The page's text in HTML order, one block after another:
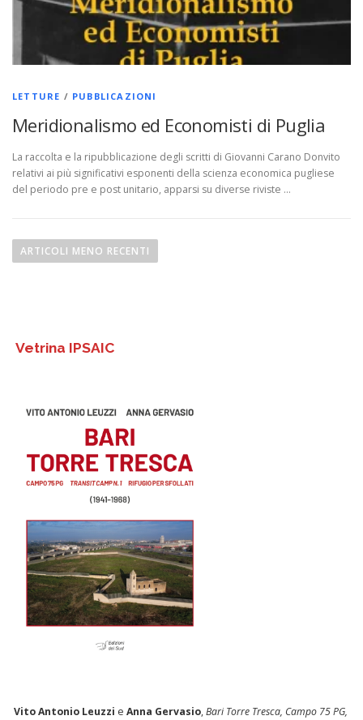
LETTURE / PUBBLICAZIONI
Meridionalismo ed Economisti di Puglia
La raccolta e la ripubblicazione degli scritti di Giovanni Carano Donvito
relativi ai più significativi esponenti della scienza economica pugliese
del periodo pre e post unitario, apparsi su diverse riviste …
a
z
ARTICOLI MENO RECENTI
Vetrina IPSAIC
Vito Antonio Leuzzi eAnna Gervasio,Bari Torre Tresca, Campo 75 PG,